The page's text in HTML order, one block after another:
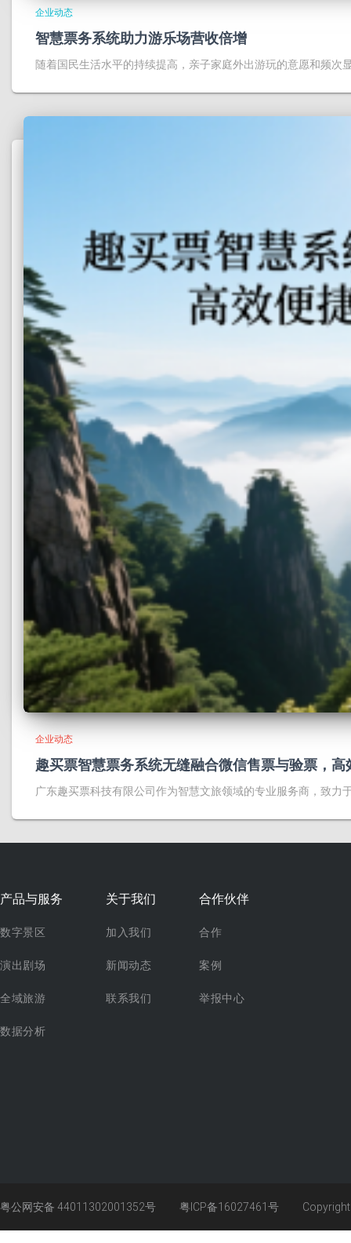
企业动态
智慧票务系统助力游乐场营收倍增
随着国民生活水平的持续提高，亲子家庭外出游玩的意愿和频次
企业动态
趣买票智慧票务系统无缝融合微信售票与验票，
广东趣买票科技有限公司作为智慧文旅领域的专业服务商，致力
产品与服务
数字景区
演出剧场
全域旅游
数据分析
关于我们
加入我们
新闻动态
联系我们
合作伙伴
合作
案例
举报中心
粤公网安备 44011302001352号 粤ICP备16027461号